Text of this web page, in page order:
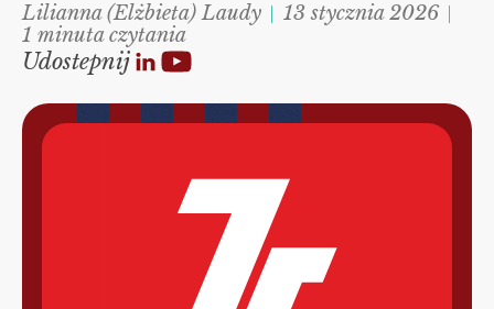
Lilianna (Elżbieta) Laudy
13 stycznia 2026
1 minuta czytania
Udostepnij